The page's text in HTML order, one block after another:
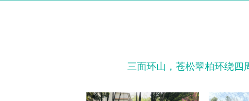
三面环山，苍松翠柏环绕四